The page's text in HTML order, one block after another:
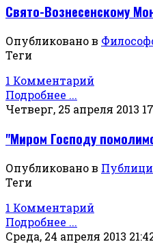
Свято-Вознесенскому
Опубликовано в
Теги
1 Комментарий
Подробнее ...
Четверг, 25 апреля 2013
"Миром Господу
Опубликовано в
Теги
1 Комментарий
Подробнее ...
Среда, 24 апреля 2013